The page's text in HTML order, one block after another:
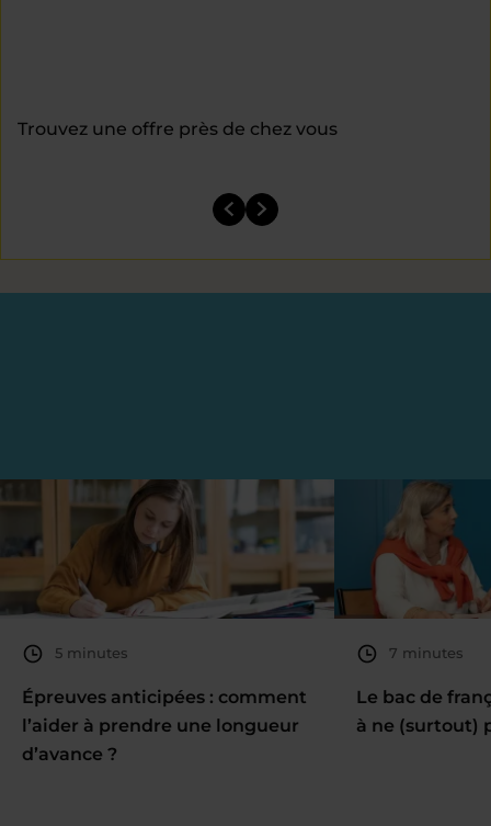
Trouvez une offre près de chez vous
5 minutes
Épreuves anticipées : comment
l’aider à prendre une longueur
d’avance ?
7 minutes
Le bac de
à ne (surtout)